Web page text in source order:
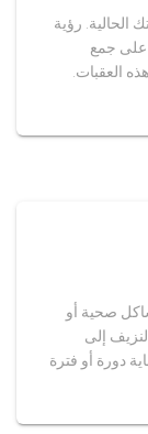
الحالية. رؤية
على جمع
العقبات.
صحية أو
إلى
دورة أو فترة